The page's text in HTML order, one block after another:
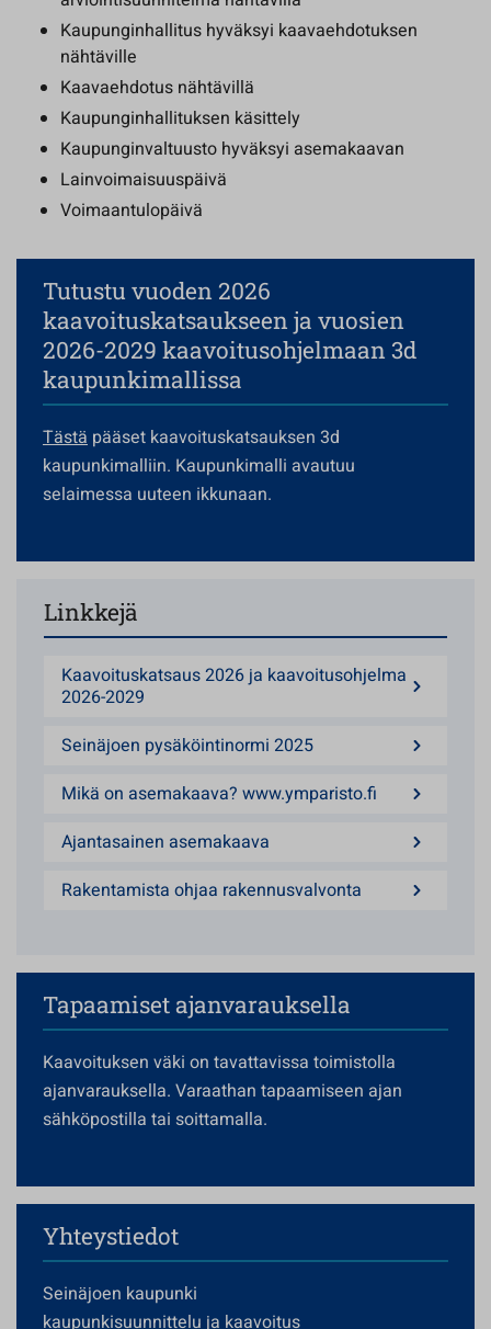
Kaupunginhallitus hyväksyi kaavaehdotuksen
nähtäville
Kaavaehdotus nähtävillä
Kaupunginhallituksen käsittely
Kaupunginvaltuusto hyväksyi asemakaavan
Lainvoimaisuuspäivä
Voimaantulopäivä
Tutustu vuoden 2026
kaavoituskatsaukseen ja vuosien
2026-2029 kaavoitusohjelmaan 3d
kaupunkimallissa
Tästä pääset kaavoituskatsauksen 3d
kaupunkimalliin. Kaupunkimalli avautuu
selaimessa uuteen ikkunaan.
Linkkejä
Kaavoituskatsaus 2026 ja kaavoitusohjelma
2026-2029
Seinäjoen pysäköintinormi 2025
Mikä on asemakaava? www.ymparisto.fi
Ajantasainen asemakaava
Rakentamista ohjaa rakennusvalvonta
Tapaamiset ajanvarauksella
Kaavoituksen väki on tavattavissa toimistolla
ajanvarauksella. Varaathan tapaamiseen ajan
sähköpostilla tai soittamalla.
Yhteystiedot
Seinäjoen kaupunki
kaupunkisuunnittelu ja kaavoitus